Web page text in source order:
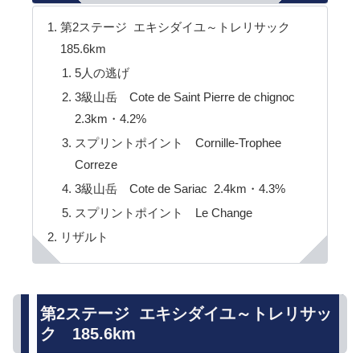
第2ステージ エキシダイユ～トレリサック
185.6km
5人の逃げ
3級山岳 Cote de Saint Pierre de chignoc
2.3km・4.2%
スプリントポイント Cornille-Trophee
Correze
3級山岳 Cote de Sariac 2.4km・4.3%
スプリントポイント Le Change
リザルト
第2ステージ エキシダイユ～トレリサッ
ク 185.6km